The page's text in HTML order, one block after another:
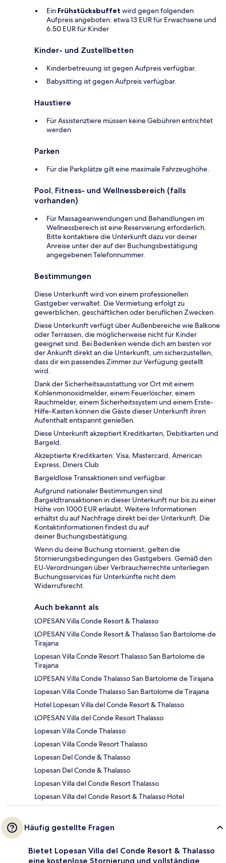
Ein Frühstücksbuffet wird gegen folgenden
Aufpreis angeboten: etwa 13 EUR für Erwachsene und
6.50 EUR für Kinder
Kinder- und Zustellbetten
Kinderbetreuung ist gegen Aufpreis verfügbar.
Babysitting ist gegen Aufpreis verfügbar.
Haustiere
Für Assistenztiere müssen keine Gebühren entrichtet
werden
Parken
Für die Parkplätze gilt eine maximale Fahrzeughöhe.
Pool, Fitness- und Wellnessbereich (falls
vorhanden)
Für Massageanwendungen und Behandlungen im
Wellnessbereich ist eine Reservierung erforderlich.
Bitte kontaktiere die Unterkunft dazu vor deiner
Anreise unter der auf der Buchungsbestätigung
angegebenen Telefonnummer.
Bestimmungen
Diese Unterkunft wird von einem professionellen
Gastgeber verwaltet. Die Vermietung erfolgt zu
gewerblichen, geschäftlichen oder beruflichen Zwecken.
Diese Unterkunft verfügt über Außenbereiche wie Balkone
oder Terrassen, die möglicherweise nicht für Kinder
geeignet sind. Bei Bedenken wende dich am besten vor
der Ankunft direkt an die Unterkunft, um sicherzustellen,
dass dir ein passendes Zimmer zur Verfügung gestellt
wird.
Dank der Sicherheitsausstattung vor Ort mit einem
Kohlenmonoxidmelder, einem Feuerlöscher, einem
Rauchmelder, einem Sicherheitssystem und einem Erste-
Hilfe-Kasten können die Gäste dieser Unterkunft ihren
Aufenthalt entspannt genießen.
Diese Unterkunft akzeptiert Kreditkarten, Debitkarten und
Bargeld.
Akzeptierte Kreditkarten: Visa, Mastercard, American
Express, Diners Club
Bargeldlose Transaktionen sind verfügbar.
Aufgrund nationaler Bestimmungen sind
Bargeldtransaktionen in dieser Unterkunft nur bis zu einer
Höhe von 1000 EUR erlaubt. Weitere Informationen
erhältst du auf Nachfrage direkt bei der Unterkunft. Die
Kontaktinformationen findest du auf
deiner Buchungsbestätigung.
Wenn du deine Buchung stornierst, gelten die
Stornierungsbedingungen des Gastgebers. Gemäß den
EU-Verordnungen über Verbraucherrechte unterliegen
Buchungsservices für Unterkünfte nicht dem
Widerrufsrecht.
Auch bekannt als
LOPESAN Villa Conde Resort & Thalasso
LOPESAN Villa Conde Resort & Thalasso San Bartolome de
Tirajana
Lopesan Villa Conde Resort Thalasso San Bartolome de
Tirajana
LOPESAN Villa Conde Thalasso San Bartolome de Tirajana
Lopesan Villa Conde Thalasso San Bartolome de Tirajana
Hotel Lopesan Villa del Conde Resort & Thalasso
LOPESAN Villa del Conde Resort Thalasso
Lopesan Villa Conde Thalasso
Lopesan Villa Conde Resort Thalasso
Lopesan Del Conde & Thalasso
Lopesan Del Conde & Thalasso
Lopesan Villa del Conde Resort Thalasso
Lopesan Villa del Conde Resort & Thalasso Hotel
Häufig gestellte Fragen
Bietet Lopesan Villa del Conde Resort & Thalasso
eine kostenlose Stornierung und vollständige